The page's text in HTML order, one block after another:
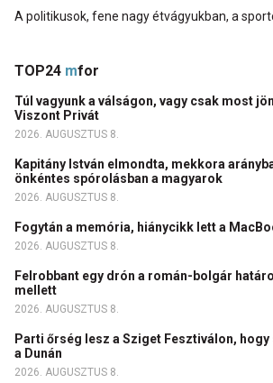
A politikusok, fene nagy étvágyukban, a
TOP24 mfor
Túl vagyunk a válságon, vagy csak most
Viszont Privát
2026. AUGUSZTUS 8.
Kapitány István elmondta, mekkora
önkéntes spórolásban a magyarok
2026. AUGUSZTUS 8.
Fogytán a memória, hiánycikk lett a
2026. AUGUSZTUS 8.
Felrobbant egy drón a román-bolgár
mellett
2026. AUGUSZTUS 8.
Parti őrség lesz a Sziget Fesztiválon,
a Dunán
2026. AUGUSZTUS 8.